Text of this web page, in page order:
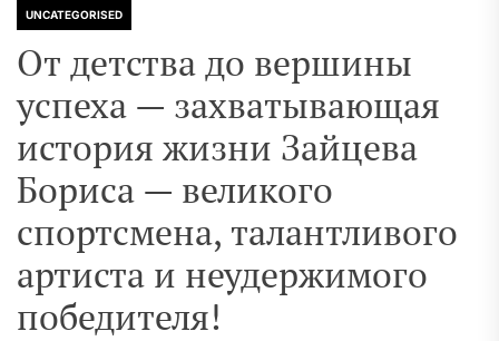
UNCATEGORISED
От детства до вершины
успеха — захватывающая
история жизни Зайцева
Бориса — великого
спортсмена, талантливого
артиста и неудержимого
победителя!